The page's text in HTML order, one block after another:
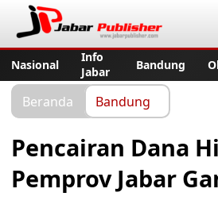
Nasional
Info
Jabar
Bandung
Beranda Bandung
Pencairan Dana
Pemprov Jabar